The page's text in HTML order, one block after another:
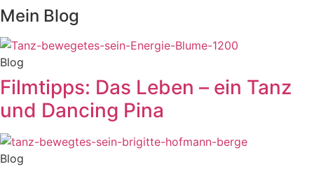
Mein Blog
Blog
Filmtipps: Das Leben – ein Tanz
und Dancing Pina
Blog